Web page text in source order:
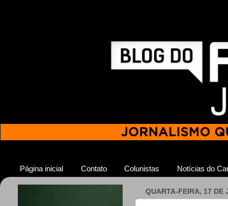
Página inicial Contato Colunistas Notícias do
QUARTA-FEIRA, 17 DE